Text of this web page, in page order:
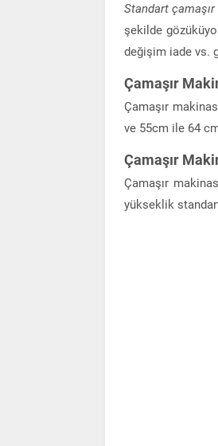
Standart
şekilde
değişim iade vs.
Çamaşır
Çamaşır
ve 55cm ile 64
Çamaşır
Çamaşır
yükseklik